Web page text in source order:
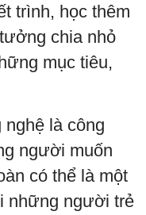
trình, học thêm
chia nhỏ
mục tiêu,
nghệ là công
người muốn
có thể là một
những người trẻ